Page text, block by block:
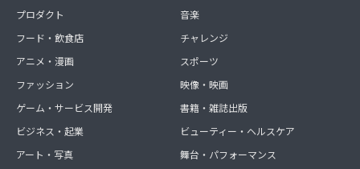
プロダクト
フード・飲食店
アニメ・漫画
ファッション
ゲーム・サービス開発
ビジネス・起業
アート・写真
音楽
チャレンジ
スポーツ
映像・映画
書籍・雑誌出版
ビューティー・ヘルスケア
舞台・パフォーマンス